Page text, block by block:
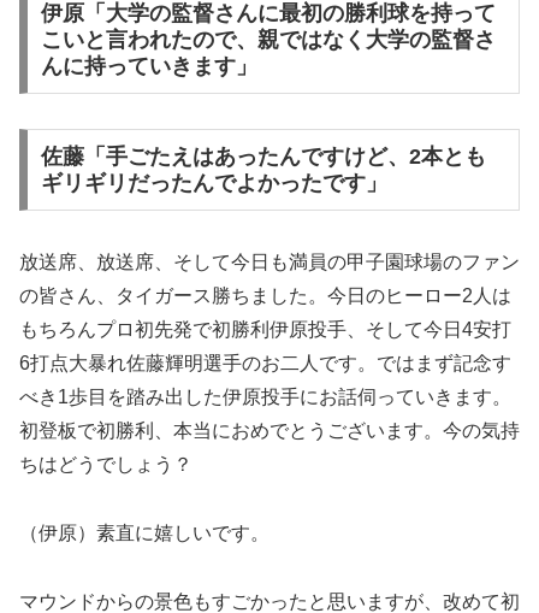
伊原「大学の監督さんに最初の勝利球を持って
こいと言われたので、親ではなく大学の監督さ
んに持っていきます」
佐藤「手ごたえはあったんですけど、2本とも
ギリギリだったんでよかったです」
放送席、放送席、そして今日も満員の甲子園球場のファン
の皆さん、タイガース勝ちました。今日のヒーロー2人は
もちろんプロ初先発で初勝利伊原投手、そして今日4安打
6打点大暴れ佐藤輝明選手のお二人です。ではまず記念す
べき1歩目を踏み出した伊原投手にお話伺っていきます。
初登板で初勝利、本当におめでとうございます。今の気持
ちはどうでしょう？
（伊原）素直に嬉しいです。
マウンドからの景色もすごかったと思いますが、改めて初